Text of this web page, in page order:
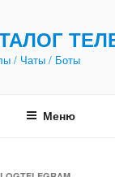
/ Чаты / Боты
Меню